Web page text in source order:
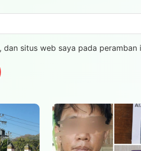
dan situs web saya pada